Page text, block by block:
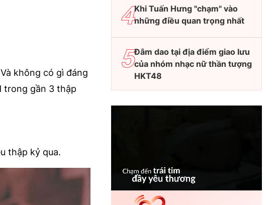
không có gì đáng
trong gần 3 thập
thập kỷ qua.
Khi Tuấn Hưng "chạm" vào
những điều quan trọng nhất
Đâm dao tại địa điểm giao lưu
của nhóm nhạc nữ thần tượng
HKT48